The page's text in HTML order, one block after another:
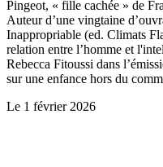
Pingeot, « fille cachée » de
Auteur d’une vingtaine
Inappropriable (ed. Climats
relation entre l’homme et
Rebecca Fitoussi dans
sur une enfance hors du
Le 1 février 2026